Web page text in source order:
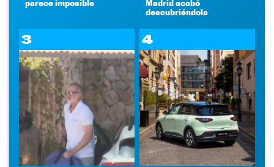
parece imposible
Madrid acabó
descubriéndola
3 4